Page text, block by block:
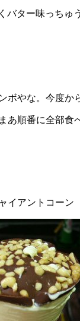
ター味っちゅ
やな。今度か
順番に全部食
イアントコー